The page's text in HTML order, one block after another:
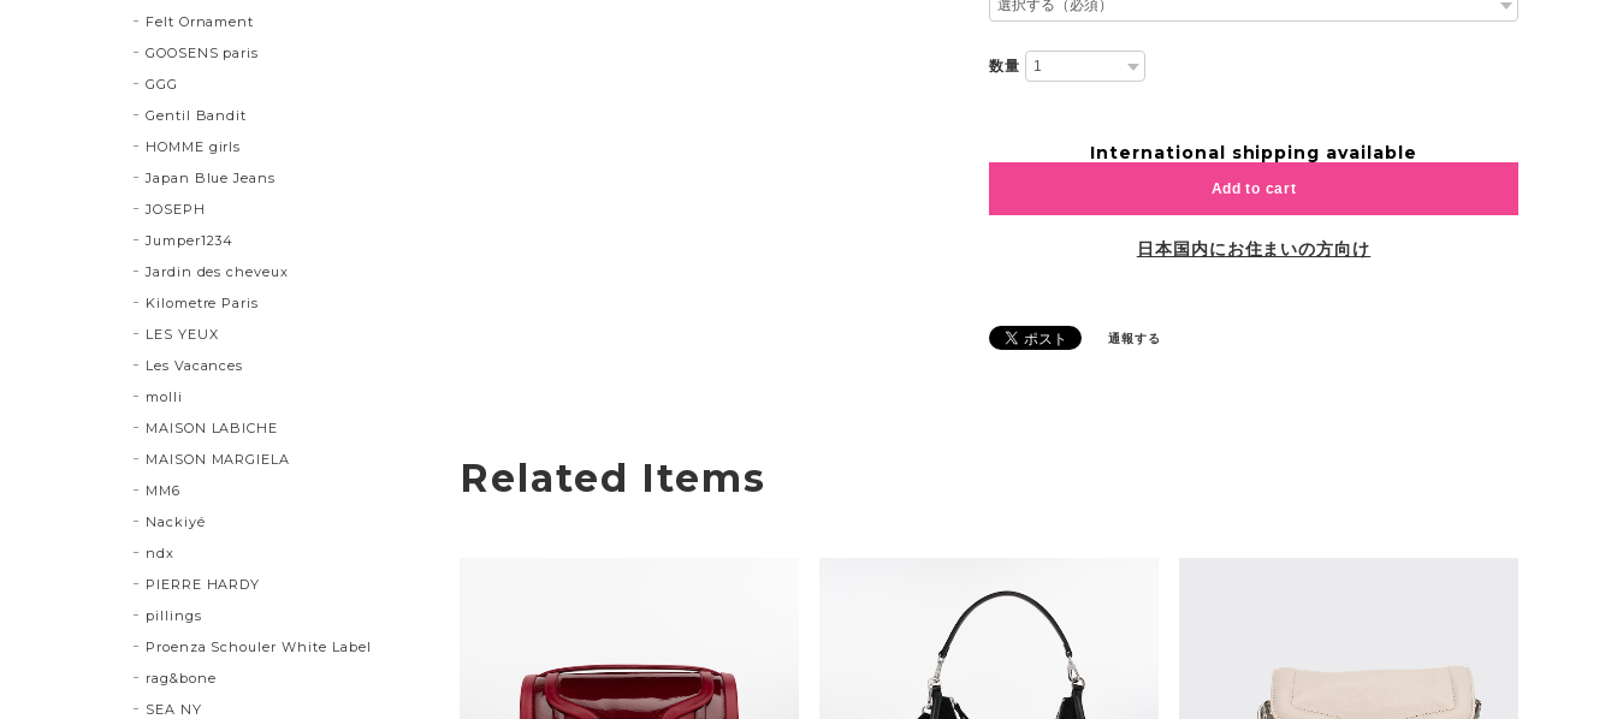
数量
International shipping available
Add to cart
日本国内にお住まいの方向け
通報する
Related Items
Felt Ornament
GOOSENS paris
GGG
Gentil Bandit
HOMME girls
Japan Blue Jeans
JOSEPH
Jumper1234
Jardin des cheveux
Kilometre Paris
LES YEUX
Les Vacances
molli
MAISON LABICHE
MAISON MARGIELA
MM6
Nackiyé
ndx
PIERRE HARDY
pillings
Proenza Schouler White Label
rag&bone
SEA NY